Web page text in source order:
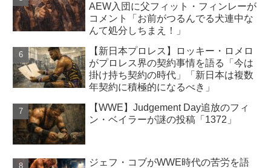
AEW入団に父フィット・フィンレーが
コメント「お前がつるんでる犬連中な
んて処分しちまえ！」
【新日本プロレス】ロッキー・ロメロ
がプロレス界の契約事情を語る「今は
掛け持ち契約の時代」「新日本は複数
年契約に積極的になるべき」
【WWE】Judgement Day追放のフィ
ン・ベイラーが謎の投稿「1372」
ジェフ・コブがWWE時代の苦労を語